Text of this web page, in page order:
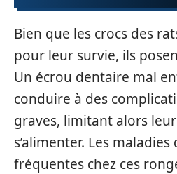
Bien que les crocs des
pour leur survie, ils
Un écrou dentaire mal
conduire à des
graves, limitant alors
s’alimenter. Les
fréquentes chez ces